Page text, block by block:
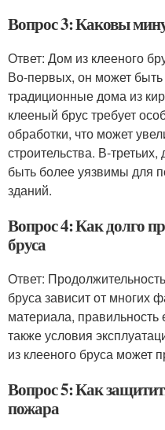
Вопрос 3: Каковы
Ответ: Дом из клееного
Во-первых, он может
традиционные дома из
клееный брус требует
обработки, что может
строительства. В-
быть более уязвимы для
зданий.
Вопрос 4: Как долго
бруса
Ответ:
бруса зависит от многих
материала, правильность
также условия
из клееного бруса может
Вопрос 5: Как
пожара